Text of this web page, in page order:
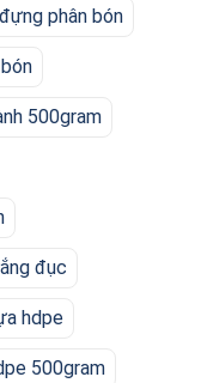
phân bón
500gram
đục
hdpe
500gram